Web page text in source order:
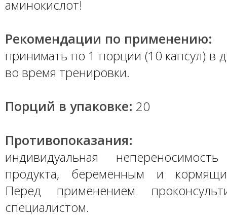
аминокислот!
Рекомендации по применению:
принимать по 1 порции (10 капсул) в
во время тренировки.
Порций в упаковке: 20
Противопоказания:
индивидуальная
продукта, беременным и
Перед применением
специалистом.